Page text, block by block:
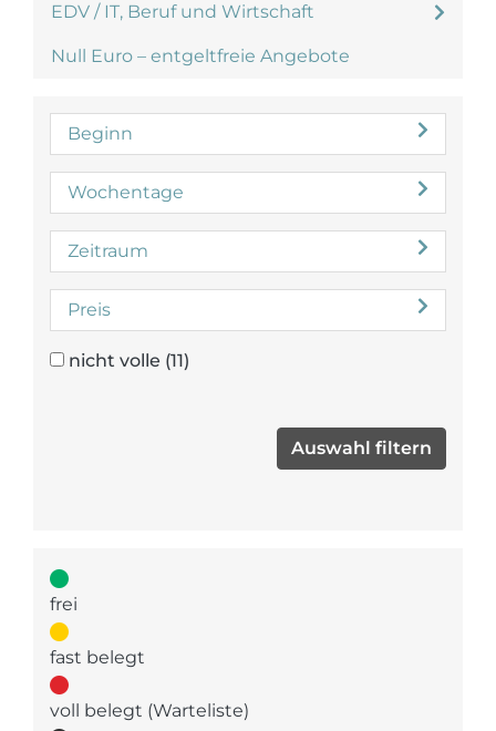
EDV / IT, Beruf und Wirtschaft
Null Euro – entgeltfreie Angebote
Beginn
Wochentage
Zeitraum
Preis
nicht volle (11)
frei
fast belegt
voll belegt (Warteliste)